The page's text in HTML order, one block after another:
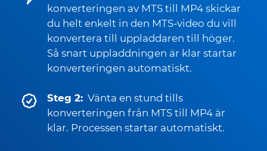
konverteringen av MTS till MP4 skickar
du helt enkelt in den MTS-video du vill
konvertera till uppladdaren till höger.
Så snart uppladdningen är klar startar
konverteringen automatiskt.
Steg 2: Vänta en stund tills
konverteringen från MTS till MP4 är
klar. Processen startar automatiskt.